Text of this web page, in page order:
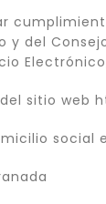
y del
sitio web
social